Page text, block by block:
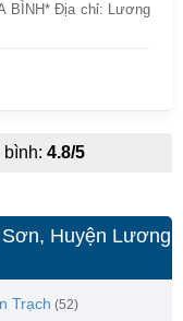
BÌNH* Địa chỉ: Lương
4.8/5
Huyện Lương
Trạch (52)